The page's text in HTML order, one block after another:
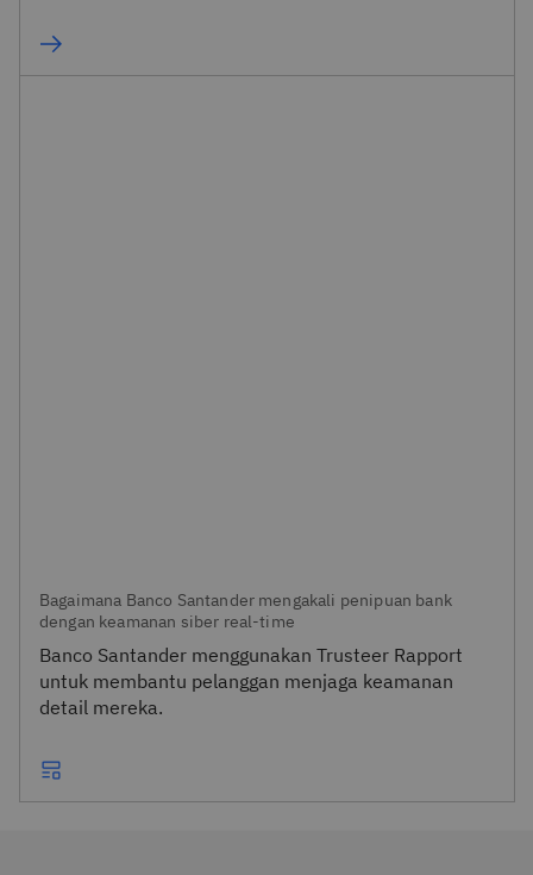
Bagaimana Banco Santander mengakali penipuan bank
dengan keamanan siber real-time
Banco Santander menggunakan Trusteer Rapport
untuk membantu pelanggan menjaga keamanan
detail mereka.